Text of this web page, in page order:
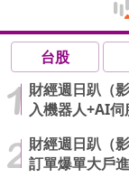
台股
財經週日趴（
入機器人+AI伺
財經週日趴（
訂單爆單大戶